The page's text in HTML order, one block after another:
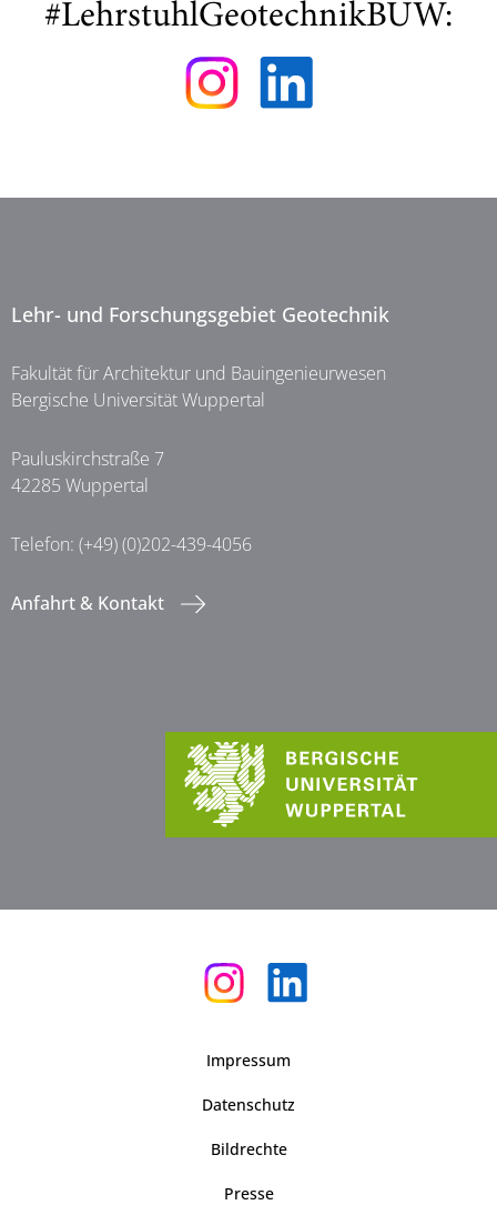
#LehrstuhlGeotechnikBUW:
Lehr- und Forschungsgebiet Geotechnik
Fakultät für Architektur und Bauingenieurwesen
Bergische Universität Wuppertal
Pauluskirchstraße 7
42285 Wuppertal
Telefon: (+49) (0)202-439-4056
Anfahrt & Kontakt
Impressum
Datenschutz
Bildrechte
Presse